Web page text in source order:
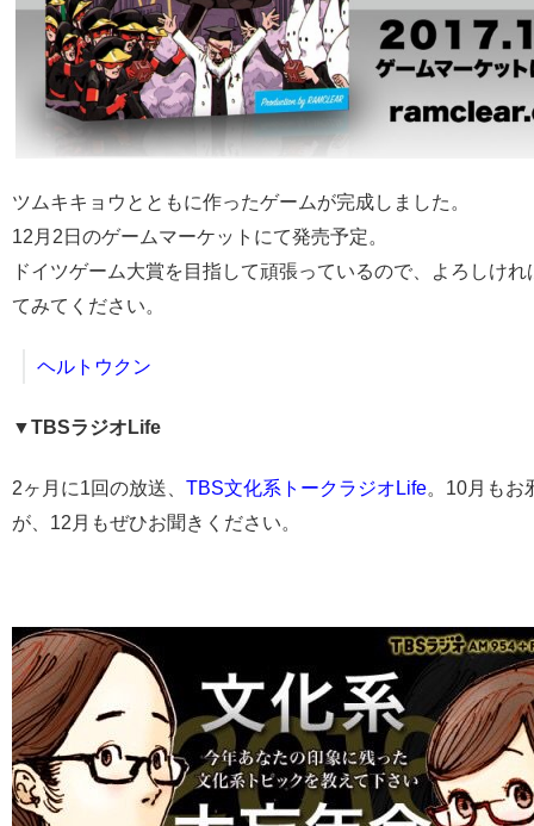
ツムキキョウとともに作ったゲームが完成しました。
12月2日のゲームマーケットにて発売予定。
ドイツゲーム大賞を目指して頑張っているので、よろしけれ
てみてください。
ヘルトウクン
▼TBSラジオLife
2ヶ月に1回の放送、 TBS文化系トークラジオLife。10月もお
が、12月もぜひお聞きください。